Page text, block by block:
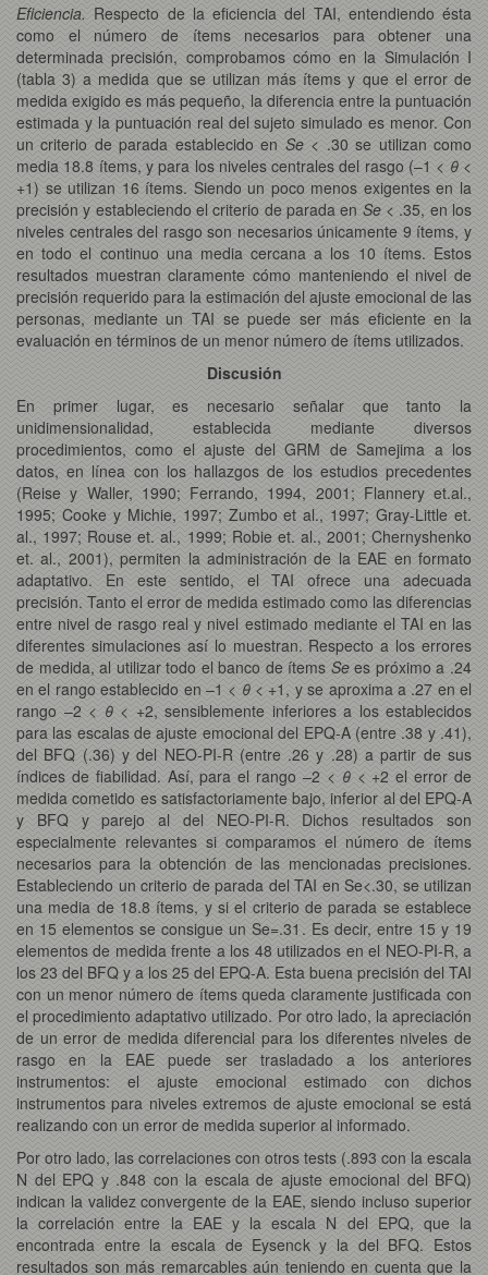
Eficiencia. Respecto de la eficiencia del TAI, entendiendo ésta
como el número de ítems necesarios para obtener una
determinada precisión, comprobamos cómo en la Simulación I
(tabla 3) a medida que se utilizan más ítems y que el error de
medida exigido es más pequeño, la diferencia entre la puntuación
estimada y la puntuación real del sujeto simulado es menor. Con
un criterio de parada establecido en Se< .30 se utilizan como
media 18.8 ítems, y para los niveles centrales del rasgo (–1 < θ <
+1) se utilizan 16 ítems. Siendo un poco menos exigentes en la
precisión y estableciendo el criterio de parada en Se< .35, en los
niveles centrales del rasgo son necesarios únicamente 9 ítems, y
en todo el continuo una media cercana a los 10 ítems. Estos
resultados muestran claramente cómo manteniendo el nivel de
precisión requerido para la estimación del ajuste emocional de las
personas, mediante un TAI se puede ser más eficiente en la
evaluación en términos de un menor número de ítems utilizados.
Discusión
En primer lugar, es necesario señalar que tanto la
unidimensionalidad, establecida mediante diversos
procedimientos, como el ajuste del GRM de Samejima a los
datos, en línea con los hallazgos de los estudios precedentes
(Reise y Waller, 1990; Ferrando, 1994, 2001; Flannery et.al.,
1995; Cooke y Michie, 1997; Zumbo et al., 1997; Gray-Little et.
al., 1997; Rouse et. al., 1999; Robie et. al., 2001; Chernyshenko
et. al., 2001), permiten la administración de la EAE en formato
adaptativo. En este sentido, el TAI ofrece una adecuada
precisión. Tanto el error de medida estimado como las diferencias
entre nivel de rasgo real y nivel estimado mediante el TAI en las
diferentes simulaciones así lo muestran. Respecto a los errores
de medida, al utilizar todo el banco de ítems Sees próximo a .24
en el rango establecido en –1 < θ < +1, y se aproxima a .27 en el
rango –2 < θ < +2, sensiblemente inferiores a los establecidos
para las escalas de ajuste emocional del EPQ-A (entre .38 y .41),
del BFQ (.36) y del NEO-PI-R (entre .26 y .28) a partir de sus
índices de fiabilidad. Así, para el rango –2 < θ < +2 el error de
medida cometido es satisfactoriamente bajo, inferior al del EPQ-A
y BFQ y parejo al del NEO-PI-R. Dichos resultados son
especialmente relevantes si comparamos el número de ítems
necesarios para la obtención de las mencionadas precisiones.
Estableciendo un criterio de parada del TAI en Se<.30, se utilizan
una media de 18.8 ítems, y si el criterio de parada se establece
en 15 elementos se consigue un Se=.31. Es decir, entre 15 y 19
elementos de medida frente a los 48 utilizados en el NEO-PI-R, a
los 23 del BFQ y a los 25 del EPQ-A. Esta buena precisión del TAI
con un menor número de ítems queda claramente justificada con
el procedimiento adaptativo utilizado. Por otro lado, la apreciación
de un error de medida diferencial para los diferentes niveles de
rasgo en la EAE puede ser trasladado a los anteriores
instrumentos: el ajuste emocional estimado con dichos
instrumentos para niveles extremos de ajuste emocional se está
realizando con un error de medida superior al informado.
Por otro lado, las correlaciones con otros tests (.893 con la escala
N del EPQ y .848 con la escala de ajuste emocional del BFQ)
indican la validez convergente de la EAE, siendo incluso superior
la correlación entre la EAE y la escala N del EPQ, que la
encontrada entre la escala de Eysenck y la del BFQ. Estos
resultados son más remarcables aún teniendo en cuenta que la